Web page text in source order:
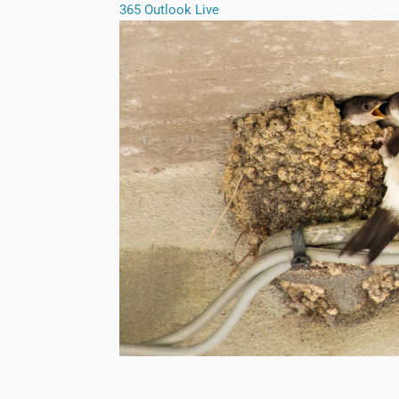
365 Outlook Live